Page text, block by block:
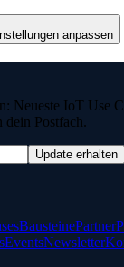
anpassen
Neueste IoT Use
dein Postfach.
Update erhalten
BausteinePartner
EventsNewsletter